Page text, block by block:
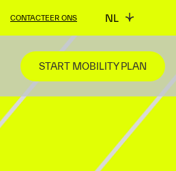
CONTACTEER ONS NL
START MOBILITY PLAN